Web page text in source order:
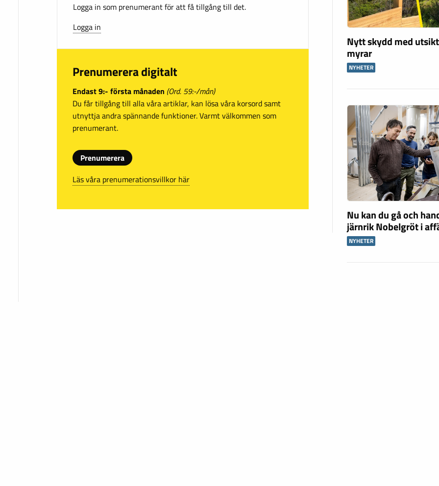
Logga in som prenumerant för att få tillgång till det.
Logga in
Prenumerera digitalt
Endast 9:- första månaden (Ord. 59:-/mån)
Du får tillgång till alla våra artiklar, kan lösa våra korsord samt
utnyttja andra spännande funktioner. Varmt välkommen som
prenumerant.
Prenumerera
Läs våra prenumerationsvillkor här
Nytt skydd med
myrar
NYHETER
Nu kan du gå och
järnrik Nobelgröt i
NYHETER